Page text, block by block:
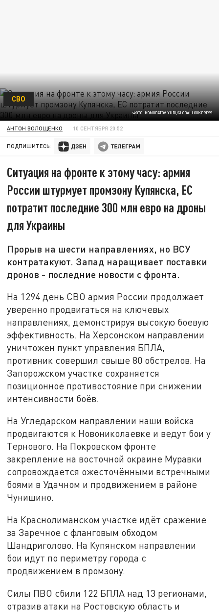
ФОТО: KONOPATOV YURI/GLOBALLOOKPRESS
СВО
АНТОН ВОЛОЩЕНКО 10 СЕНТЯБРЯ 20:52
ПОДПИШИТЕСЬ:
Ситуация на фронте к этому часу: армия
России штурмует промзону Купянска, ЕС
потратит последние 300 млн евро на дроны
для Украины
Прорыв на шести направлениях, но ВСУ
контратакуют. Запад наращивает поставки
дронов - последние новости с фронта.
На 1294 день СВО армия России продолжает
уверенно продвигаться на ключевых
направлениях, демонстрируя высокую боевую
эффективность. На Херсонском направлении
уничтожен пункт управления БПЛА,
противник совершил свыше 80 обстрелов. На
Запорожском участке сохраняется
позиционное противостояние при снижении
интенсивности боёв.
На Угледарском направлении наши войска
продвигаются к Новониколаевке и ведут бои у
Тернового. На Покровском фронте
закрепление на восточной окраине Муравки
сопровождается ожесточёнными встречными
боями в Удачном и продвижением в районе
Чунишино.
На Краснолиманском участке идёт сражение
за Заречное с фланговым обходом
Шандриголово. На Купянском направлении
бои идут по периметру города с
продвижением в промзону.
Силы ПВО сбили 122 БПЛА над 13 регионами,
отразив атаки на Ростовскую область и